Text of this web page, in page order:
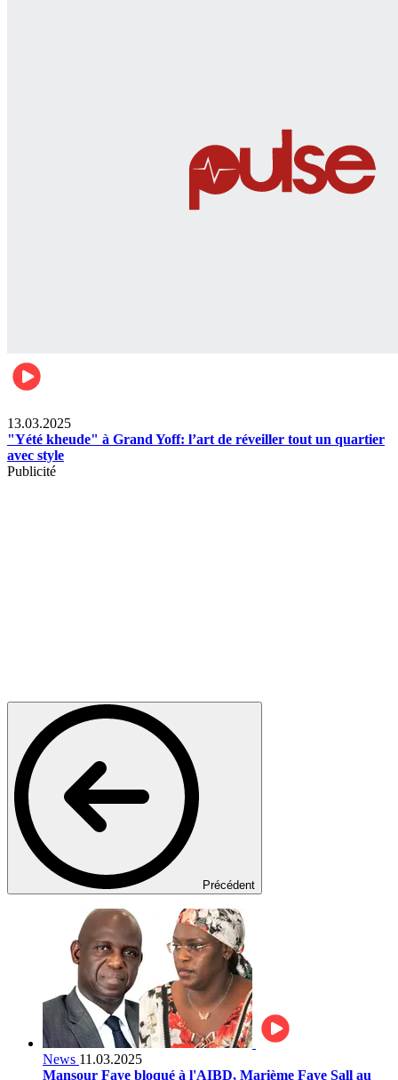
13.03.2025
"Yété kheude" à Grand Yoff: l’art de réveiller tout un quartier
avec style
Publicité
Précédent
News 11.03.2025
Mansour Faye bloqué à l'AIBD, Marième Faye Sall au